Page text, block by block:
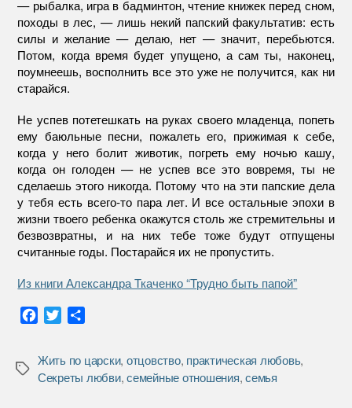
— рыбалка, игра в бадминтон, чтение книжек перед сном,
походы в лес, — лишь некий папский факультатив: есть
силы и желание — делаю, нет — значит, перебьются.
Потом, когда время будет упущено, а сам ты, наконец,
поумнеешь, восполнить все это уже не получится, как ни
старайся.
Не успев потетешкать на руках своего младенца, попеть
ему баюльные песни, пожалеть его, прижимая к себе,
когда у него болит животик, погреть ему ночью кашу,
когда он голоден — не успев все это вовремя, ты не
сделаешь этого никогда. Потому что на эти папские дела
у тебя есть всего-то пара лет. И все остальные эпохи в
жизни твоего ребенка окажутся столь же стремительны и
безвозвратны, и на них тебе тоже будут отпущены
считанные годы. Постарайся их не пропустить.
Из книги Александра Ткаченко “Трудно быть папой”
e
b
t
t
р
а
Метки
Жить по царски, отцовство, практическая любовь,
Секреты любви,семейные отношения,семья